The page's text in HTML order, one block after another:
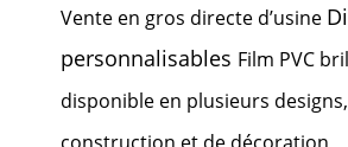
Vente en gros directe d’usine
personnalisables Film PVC
disponible en plusieurs
construction et de décoration